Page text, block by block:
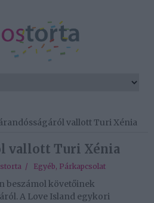
vallott Turi Xénia
vallott Turi Xénia
/ Egyéb, Párkapcsolat
beszámol követőinek
A Love Island egykori